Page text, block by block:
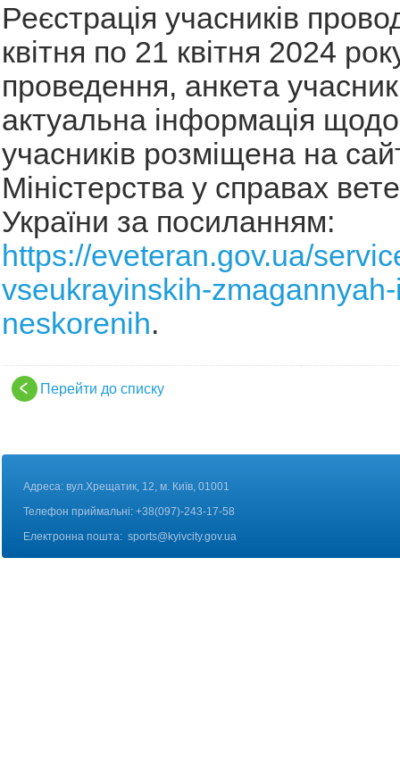
Реєстрація учасників
квітня по 21 квітня 2024
проведення, анкета
актуальна інформація щодо
учасників розміщена на
Міністерства у справах
України за посиланням:
https://eveteran.gov.ua/
vseukrayinskih-
neskorenih.
Перейти до списку
Адреса: вул.Хрещатик, 12, м. Київ, 01001
Телефон приймальні: +38(097)-243-17-58
Електронна пошта: sports@kyivcity.gov.ua